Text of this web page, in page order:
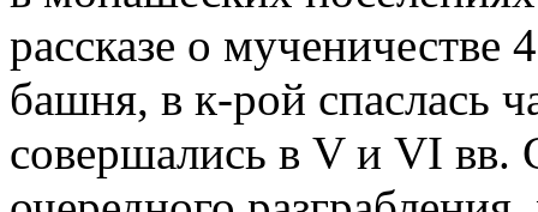
рассказе о
башня, в к-рой спаслась
совершались в V и VI вв.